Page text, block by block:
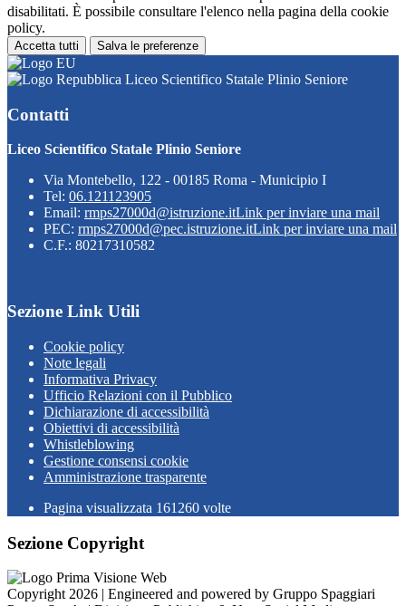
disabilitati. È possibile consultare l'elenco nella pagina della cookie
policy.
Accetta tutti Salva le preferenze
Liceo Scientifico Statale Plinio Seniore
Contatti
Liceo Scientifico Statale Plinio Seniore
Via Montebello, 122 - 00185 Roma - Municipio I
Tel: 06.121123905
Email: rmps27000d@istruzione.itLink per inviare una mail
PEC: rmps27000d@pec.istruzione.itLink per inviare una mail
C.F.: 80217310582
Sezione Link Utili
Cookie policy
Note legali
Informativa Privacy
Ufficio Relazioni con il Pubblico
Dichiarazione di accessibilità
Obiettivi di accessibilità
Whistleblowing
Gestione consensi cookie
Amministrazione trasparente
Pagina visualizzata 161260 volte
Sezione Copyright
Copyright 2026 | Engineered and powered by Gruppo Spaggiari